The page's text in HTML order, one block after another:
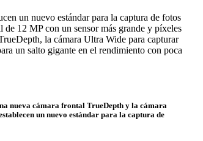
un nuevo estándar para la captura de fotos
12 MP con un sensor más grande y píxeles
la cámara Ultra Wide para capturar
un salto gigante en el rendimiento con poca
nueva cámara frontal TrueDepth y la cámara
un nuevo estándar para la captura de